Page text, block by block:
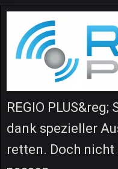
REGIO
dank spezieller
retten. Doch nicht